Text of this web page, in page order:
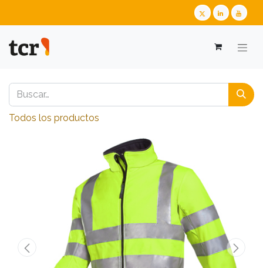
Todos los productos